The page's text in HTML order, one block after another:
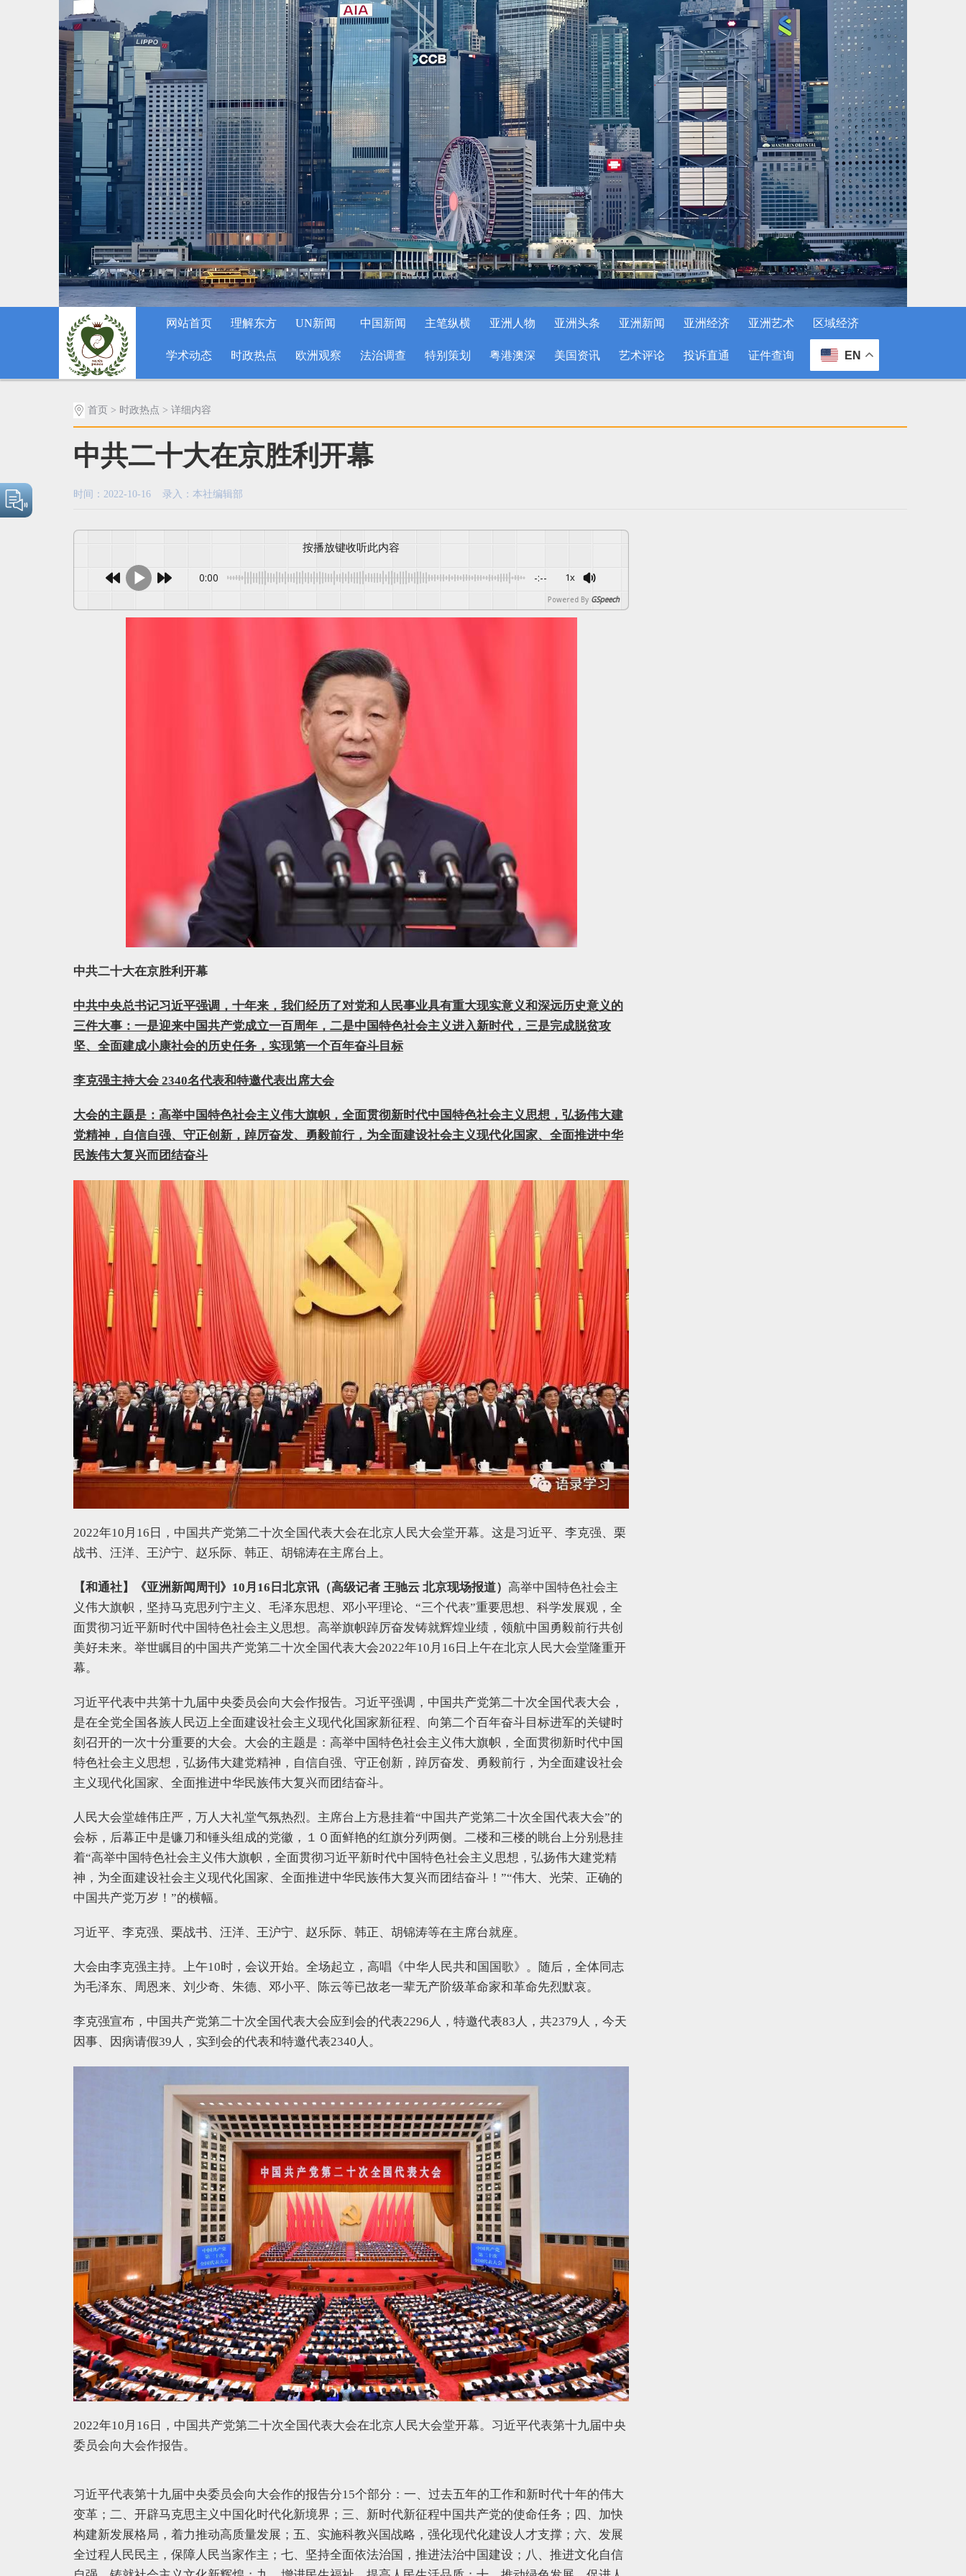
网站首页 理解东方 UN新闻 中国新闻 主笔纵横 亚洲人物 亚洲头条 亚洲新闻 亚洲经济 亚洲艺术 区域经济
学术动态 时政热点 欧洲观察 法治调查 特别策划 粤港澳深 美国资讯 艺术评论 投诉直通 证件查询 EN
首页 > 时政热点 > 详细内容
中共二十大在京胜利开幕
时间：2022-10-16 录入：本社编辑部
按播放键收听此内容
0:00 -:-- 1x
Powered By GSpeech
中共二十大在京胜利开幕
中共中央总书记习近平强调，十年来，我们经历了对党和人民事业具有重大现实意义和深远历史意义的
三件大事：一是迎来中国共产党成立一百周年，二是中国特色社会主义进入新时代，三是完成脱贫攻
坚、全面建成小康社会的历史任务，实现第一个百年奋斗目标
李克强主持大会 2340名代表和特邀代表出席大会
大会的主题是：高举中国特色社会主义伟大旗帜，全面贯彻新时代中国特色社会主义思想，弘扬伟大建
党精神，自信自强、守正创新，踔厉奋发、勇毅前行，为全面建设社会主义现代化国家、全面推进中华
民族伟大复兴而团结奋斗
2022年10月16日，中国共产党第二十次全国代表大会在北京人民大会堂开幕。这是习近平、李克强、栗
战书、汪洋、王沪宁、赵乐际、韩正、胡锦涛在主席台上。
【和通社】《亚洲新闻周刊》10月16日北京讯（高级记者 王驰云 北京现场报道） 高举中国特色社会主
义伟大旗帜，坚持马克思列宁主义、毛泽东思想、邓小平理论、“三个代表”重要思想、科学发展观，全
面贯彻习近平新时代中国特色社会主义思想。高举旗帜踔厉奋发铸就辉煌业绩，领航中国勇毅前行共创
美好未来。举世瞩目的中国共产党第二十次全国代表大会2022年10月16日上午在北京人民大会堂隆重开
幕。
习近平代表中共第十九届中央委员会向大会作报告。习近平强调，中国共产党第二十次全国代表大会，
是在全党全国各族人民迈上全面建设社会主义现代化国家新征程、向第二个百年奋斗目标进军的关键时
刻召开的一次十分重要的大会。大会的主题是：高举中国特色社会主义伟大旗帜，全面贯彻新时代中国
特色社会主义思想，弘扬伟大建党精神，自信自强、守正创新，踔厉奋发、勇毅前行，为全面建设社会
主义现代化国家、全面推进中华民族伟大复兴而团结奋斗。
人民大会堂雄伟庄严，万人大礼堂气氛热烈。主席台上方悬挂着“中国共产党第二十次全国代表大会”的
会标，后幕正中是镰刀和锤头组成的党徽，１０面鲜艳的红旗分列两侧。二楼和三楼的眺台上分别悬挂
着“高举中国特色社会主义伟大旗帜，全面贯彻习近平新时代中国特色社会主义思想，弘扬伟大建党精
神，为全面建设社会主义现代化国家、全面推进中华民族伟大复兴而团结奋斗！”“伟大、光荣、正确的
中国共产党万岁！”的横幅。
习近平、李克强、栗战书、汪洋、王沪宁、赵乐际、韩正、胡锦涛等在主席台就座。
大会由李克强主持。上午10时，会议开始。全场起立，高唱《中华人民共和国国歌》。随后，全体同志
为毛泽东、周恩来、刘少奇、朱德、邓小平、陈云等已故老一辈无产阶级革命家和革命先烈默哀。
李克强宣布，中国共产党第二十次全国代表大会应到会的代表2296人，特邀代表83人，共2379人，今天
因事、因病请假39人，实到会的代表和特邀代表2340人。
2022年10月16日，中国共产党第二十次全国代表大会在北京人民大会堂开幕。习近平代表第十九届中央
委员会向大会作报告。
习近平代表第十九届中央委员会向大会作的报告分15个部分：一、过去五年的工作和新时代十年的伟大
变革；二、开辟马克思主义中国化时代化新境界；三、新时代新征程中国共产党的使命任务；四、加快
构建新发展格局，着力推动高质量发展；五、实施科教兴国战略，强化现代化建设人才支撑；六、发展
全过程人民民主，保障人民当家作主；七、坚持全面依法治国，推进法治中国建设；八、推进文化自信